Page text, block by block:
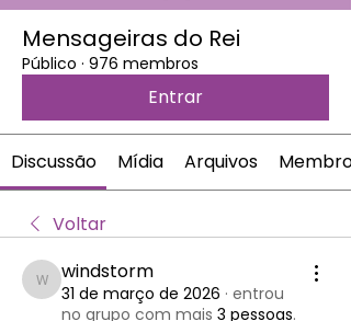
Mensageiras do Rei
Público · 976 membros
Entrar
Discussão Mídia Arquivos Membros
Voltar
windstorm
windstorm
31 de março de 2026 · entrou
no grupo com mais 3 pessoas.